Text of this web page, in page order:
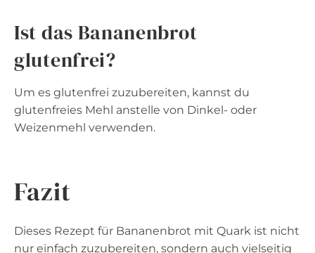
Ist das Bananenbrot
glutenfrei?
Um es glutenfrei zuzubereiten, kannst du
glutenfreies Mehl anstelle von Dinkel- oder
Weizenmehl verwenden.
Fazit
Dieses Rezept für Bananenbrot mit Quark ist nicht
nur einfach zuzubereiten, sondern auch vielseitig